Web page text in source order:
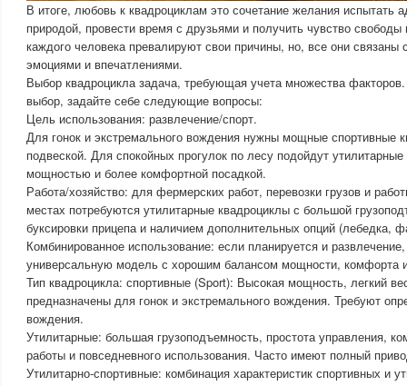
В итоге, любовь к квадроциклам это сочетание желания испытать
природой, провести время с друзьями и получить чувство
каждого человека превалируют свои причины, но, все они
эмоциями и впечатлениями.
Выбор квадроцикла задача, требующая учета множества
выбор, задайте себе следующие вопросы:
Цель использования: развлечение/спорт.
Для гонок и экстремального вождения нужны мощные спортивные
подвеской. Для спокойных прогулок по лесу подойдут
мощностью и более комфортной посадкой.
Работа/хозяйство: для фермерских работ, перевозки грузов и
местах потребуются утилитарные квадроциклы с большой
буксировки прицепа и наличием дополнительных опций (лебедка,
Комбинированное использование: если планируется и
универсальную модель с хорошим балансом мощности, комфорта
Тип квадроцикла: спортивные (Sport): Высокая мощность, легкий
предназначены для гонок и экстремального вождения. Требуют
вождения.
Утилитарные: большая грузоподъемность, простота управления,
работы и повседневного использования. Часто имеют полный
Утилитарно-спортивные: комбинация характеристик спортивных и